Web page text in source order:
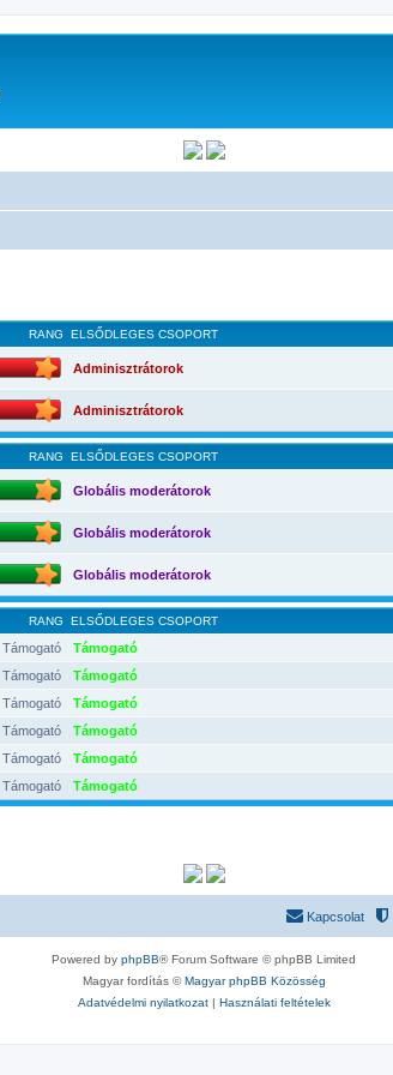
RANG ELSŐDLEGES CSOPORT
Adminisztrátorok
Adminisztrátorok
RANG ELSŐDLEGES CSOPORT
Globális moderátorok
Globális moderátorok
Globális moderátorok
RANG ELSŐDLEGES CSOPORT
Támogató Támogató
Támogató
Támogató
Támogató
Támogató
Támogató
Támogató
Támogató
Támogató
Támogató
Támogató
Kapcsolat
Powered by phpBB® Forum Software © phpBB Limited
Magyar fordítás ©Magyar phpBB Közösség
Adatvédelmi nyilatkozat| Használati feltételek